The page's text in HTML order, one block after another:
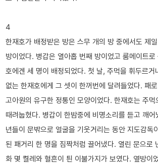
4
한재호가 배정받은 방은 스무 개의 방 중에서도 제
방이었다. 병갑은 열아홉 번째 방이었고 룸메이트로
호에겐 세 명이 배정되었다. 첫 날, 주먹을 휘두르거
없는 한재호에게 그 셋이 한꺼번에 달려들었다. 패
고아원의 유구한 정통인 모양이었다. 한재호는 주먹
때려눕혔다. 병갑이 한밤중에 비명소리를 듣고 깨
년들이 문밖으로 얼굴을 기웃거리는 동안 지도감독
된 패거리 한 명을 짐짝처럼 끌어냈다. 열린 문으로
화 몇 켤레와 혈흔이 틘 이불가지가 보였다. 옆방이